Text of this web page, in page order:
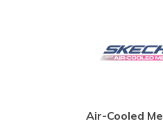
Air-Cooled